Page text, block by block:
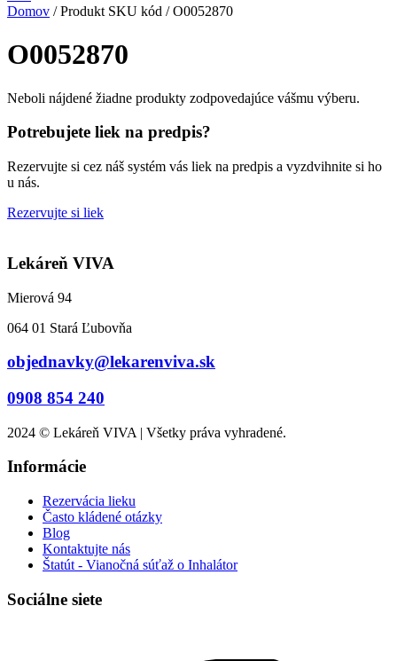
Domov / Produkt SKU kód / O0052870
O0052870
Neboli nájdené žiadne produkty zodpovedajúce vášmu výberu.
Potrebujete liek na predpis?
Rezervujte si cez náš systém vás liek na predpis a vyzdvihnite si ho
u nás.
Rezervujte si liek
Lekáreň VIVA
Mierová 94
064 01 Stará Ľubovňa
objednavky@lekarenviva.sk
0908 854 240
2024 © Lekáreň VIVA | Všetky práva vyhradené.
Informácie
Rezervácia lieku
Často kládené otázky
Blog
Kontaktujte nás
Štatút - Vianočná súťaž o Inhalátor
Sociálne siete